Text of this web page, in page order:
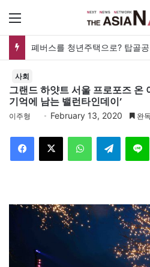
사회
그랜드 하얏트 서울 프로포즈 온
기억에 남는 밸런타인데이’
이주형 February 13, 2020 완
Telegram